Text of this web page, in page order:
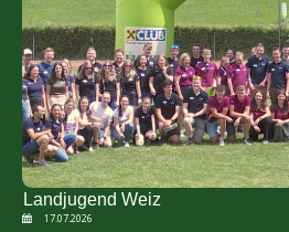
Landjugend Weiz
17.07.2026